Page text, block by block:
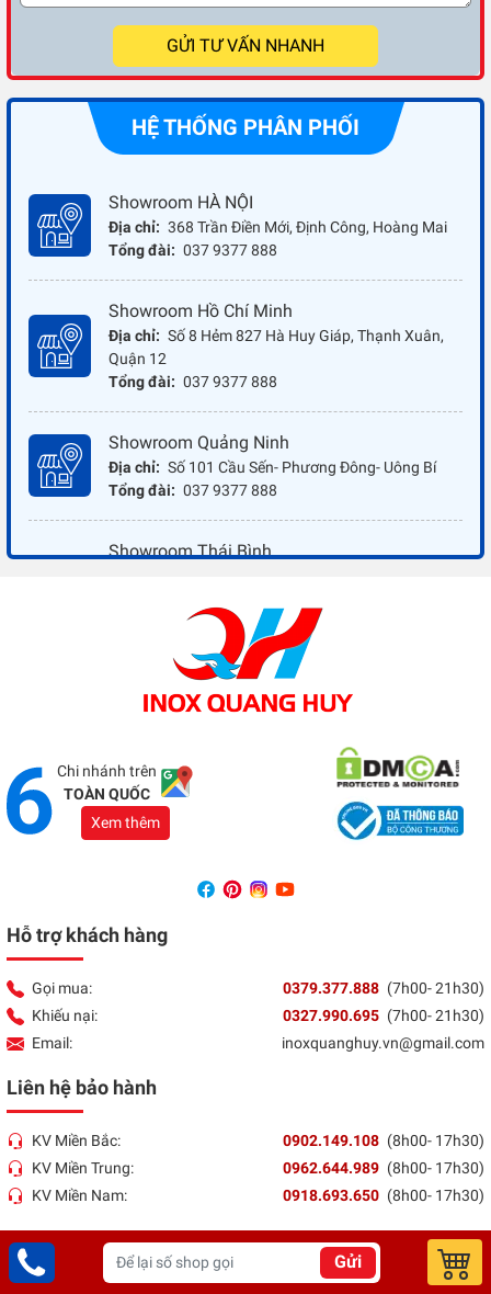
GỬI TƯ VẤN NHANH
HỆ THỐNG PHÂN PHỐI
Showroom HÀ NỘI
Địa chỉ: 368 Trần Điền Mới, Định Công, Hoàng Mai
Tổng đài: 037 9377 888
Showroom Hồ Chí Minh
Địa chỉ: Số 8 Hẻm 827 Hà Huy Giáp, Thạnh Xuân,
Quận 12
Tổng đài: 037 9377 888
Showroom Quảng Ninh
Địa chỉ: Số 101 Cầu Sến- Phương Đông- Uông Bí
Tổng đài: 037 9377 888
Showroom Thái Bình
037 9377 888
Showroom Đồng Nai
Địa chỉ: 1066 - QL 51 Tổ 3- Ấp Đồng- Phước Tân-
Chi nhánh trên
TOÀN QUỐC
Xem thêm
Hỗ trợ khách hàng
Gọi mua: 0379.377.888 (7h00- 21h30)
Khiếu nại:
0327.990.695 (7h00- 21h30)
Email:
inoxquanghuy.vn@gmail.com
Liên hệ bảo hành
KV Miền Bắc: 0902.149.108 (8h00- 17h30)
KV Miền Trung:
0962.644.989 (8h00- 17h30)
KV Miền Nam:
0918.693.650 (8h00- 17h30)
Thông tin khác
Gửi